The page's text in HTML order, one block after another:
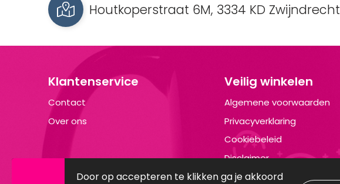
Houtkoperstraat 6M, 3334 KD Zwijndrecht
Klantenservice
Contact
Over ons
Veilig winkelen
Algemene voorwaarden
Privacyverklaring
Cookiebeleid
Disclaimer
Door op accepteren te klikken ga je akkoord